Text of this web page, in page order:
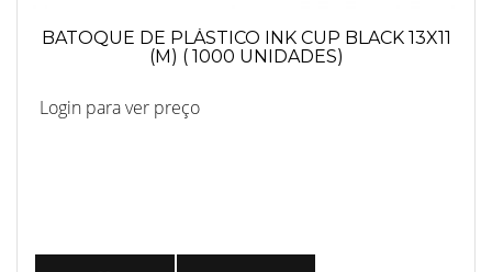
BATOQUE DE PLÁSTICO INK CUP BLACK 13X11
(M) ( 1000 UNIDADES)
Login para ver preço